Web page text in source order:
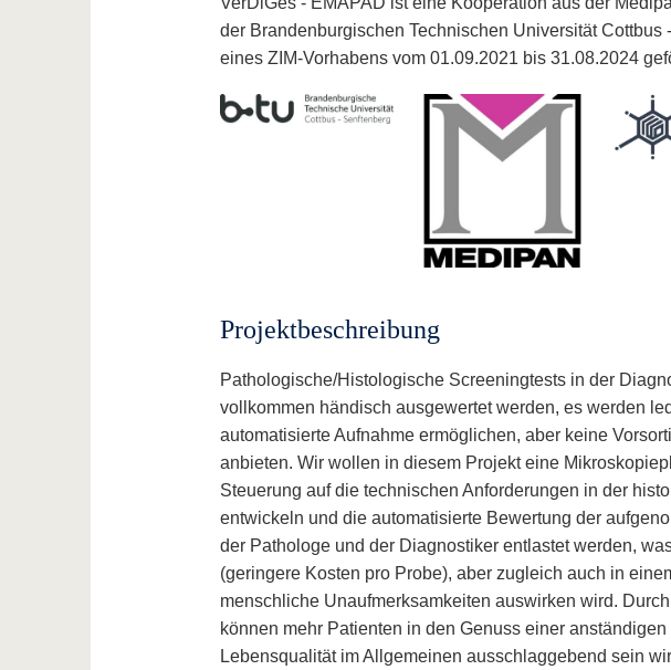
der Brandenburgischen Technischen Universität
eines ZIM-Vorhabens vom 01.09.2021 bis 31.08.2024
Projektbeschreibung
Pathologische/Histologische Screeningtests in der
vollkommen händisch ausgewertet werden, es werden
automatisierte Aufnahme ermöglichen, aber keine
anbieten. Wir wollen in diesem Projekt eine
Steuerung auf die technischen Anforderungen in der
entwickeln und die automatisierte Bewertung der
der Pathologe und der Diagnostiker entlastet werden,
(geringere Kosten pro Probe), aber zugleich auch in
menschliche Unaufmerksamkeiten auswirken wird.
können mehr Patienten in den Genuss einer
Lebensqualität im Allgemeinen ausschlaggebend sein